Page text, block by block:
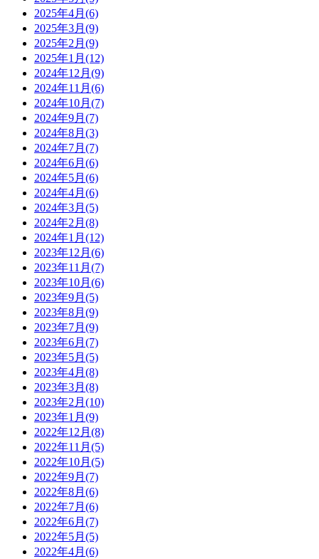
2025年4月(6)
2025年3月(9)
2025年2月(9)
2025年1月(12)
2024年12月(9)
2024年11月(6)
2024年10月(7)
2024年9月(7)
2024年8月(3)
2024年7月(7)
2024年6月(6)
2024年5月(6)
2024年4月(6)
2024年3月(5)
2024年2月(8)
2024年1月(12)
2023年12月(6)
2023年11月(7)
2023年10月(6)
2023年9月(5)
2023年8月(9)
2023年7月(9)
2023年6月(7)
2023年5月(5)
2023年4月(8)
2023年3月(8)
2023年2月(10)
2023年1月(9)
2022年12月(8)
2022年11月(5)
2022年10月(5)
2022年9月(7)
2022年8月(6)
2022年7月(6)
2022年6月(7)
2022年5月(5)
2022年4月(6)